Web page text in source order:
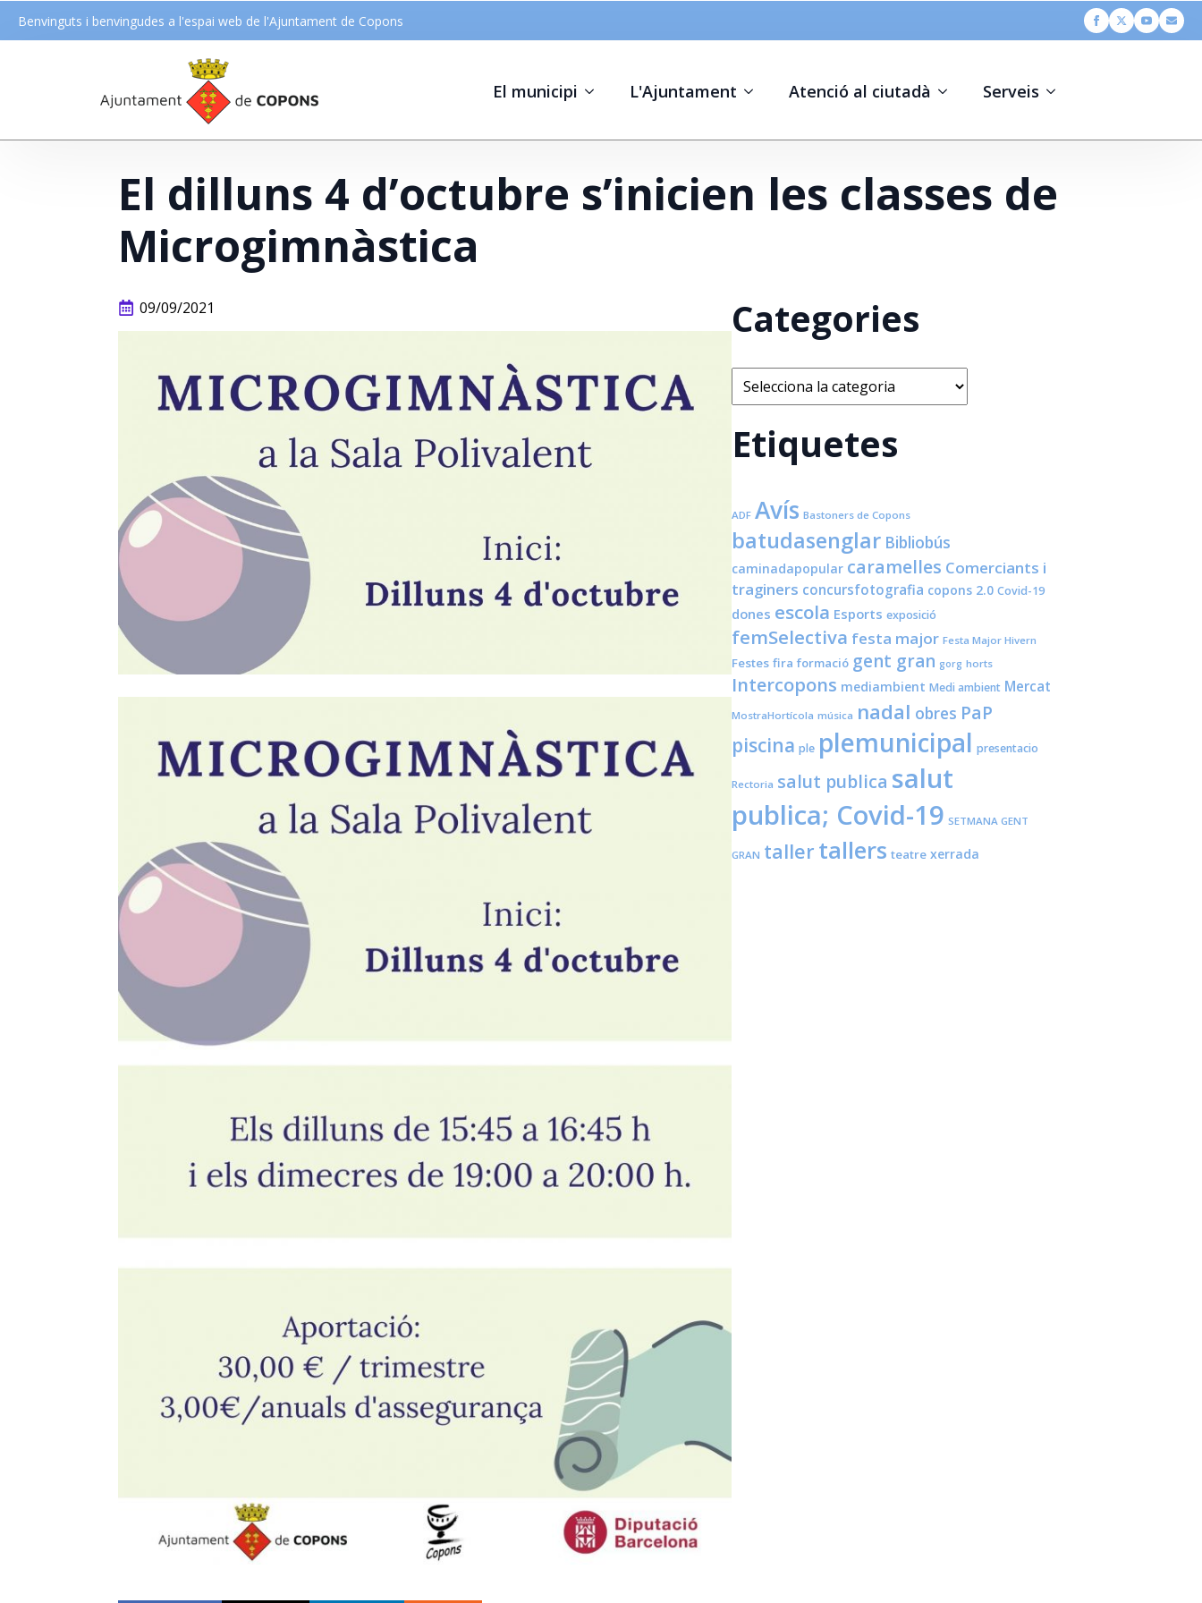
Benvinguts i benvingudes a l'espai web de l'Ajuntament de Copons
El municipi L'Ajuntament Atenció al ciutadà Serveis
El dilluns 4 d’octubre s’inicien les classes de
Microgimnàstica
09/09/2021 Categories
Categories
Etiquetes
ADF Avís Bastoners de Copons
batudasenglar Bibliobús
caminadapopular caramelles Comerciants i
traginers concursfotografia copons 2.0 Covid-19
dones escola Esports exposició
femSelectiva festa major Festa Major Hivern
Festes fira formació gent gran gorg horts
Intercopons mediambient Medi ambient Mercat
MostraHortícola música nadal obres PaP
piscina ple plemunicipal presentacio
Rectoria salut publica salut
publica; Covid-19 SETMANA GENT
GRAN taller tallers teatre xerrada